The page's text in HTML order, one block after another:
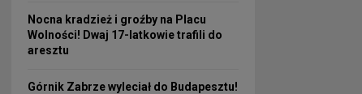
Nocna kradzież i groźby na Placu
Wolności! Dwaj 17-latkowie trafili do
aresztu
Górnik Zabrze wyleciał do Budapesztu!